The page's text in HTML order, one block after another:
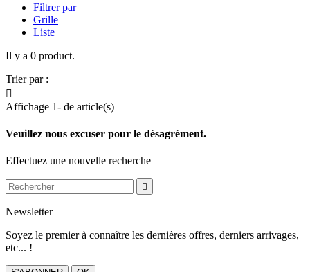
Filtrer par
Grille
Liste
Il y a 0 product.
Trier par :

Affichage 1- de article(s)
Veuillez nous excuser pour le désagrément.
Effectuez une nouvelle recherche

Newsletter
Soyez le premier à connaître les dernières offres, derniers arrivages,
etc... !